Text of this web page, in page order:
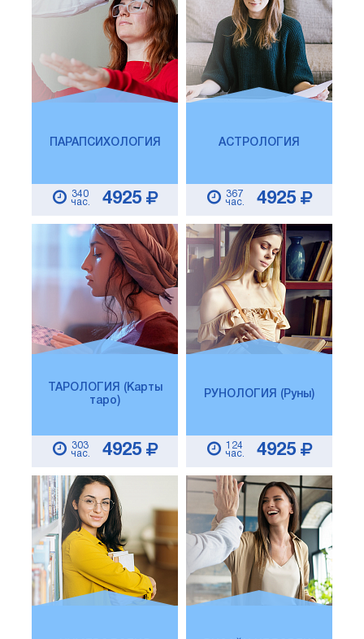
ПАРАПСИХОЛОГИЯ
340
час.
4925
АСТРОЛОГИЯ
367
час.
4925
ТАРОЛОГИЯ (Карты
таро)
303
час.
4925
РУНОЛОГИЯ (Руны)
124
час.
4925